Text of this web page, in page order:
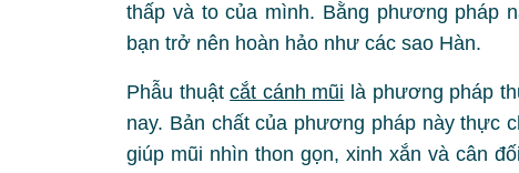
thấp và to của mình. Bằng phương pháp
bạn trở nên hoàn hảo như các sao Hàn.
Phẫu thuậtcắt cánh mũi là phương pháp
nay. Bản chất của phương pháp này thực
giúp mũi nhìn thon gọn, xinh xắn và cân